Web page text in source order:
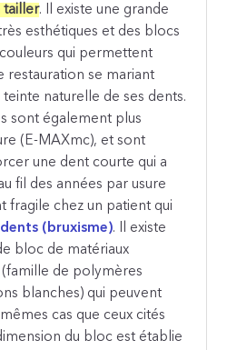
tailler. Il existe une grande
esthétiques et des blocs
qui permettent
restauration se mariant
naturelle de ses dents.
sont également plus
(E-MAXmc), et sont
une dent courte qui a
fil des années par usure
fragile chez un patient qui
(bruxisme). Il existe
bloc de matériaux
de polymères
blanches) qui peuvent
cas que ceux cités
du bloc est établie